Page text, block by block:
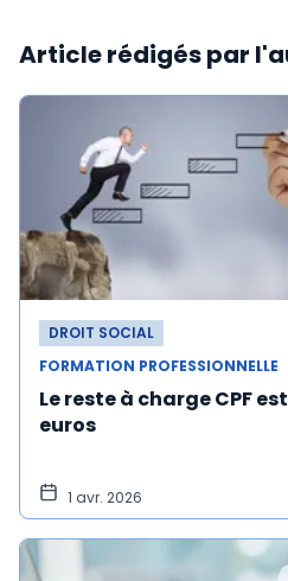
Article rédigés par
DROIT SOCIAL
FORMATION PROFESSIONNELLE
Le reste à charge CPF
euros
1 avr. 2026